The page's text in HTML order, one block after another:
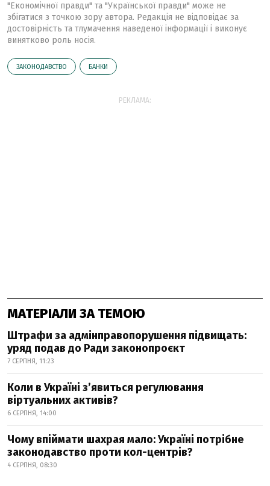
"Економічної правди" та "Української правди" може не
збігатися з точкою зору автора. Редакція не відповідає за
достовірність та тлумачення наведеної інформації і виконує
винятково роль носія.
ЗАКОНОДАВСТВО БАНКИ
РЕКЛАМА:
МАТЕРІАЛИ ЗА ТЕМОЮ
Штрафи за адмінправопорушення підвищать:
уряд подав до Ради законопроєкт
7 СЕРПНЯ, 11:23
Коли в Україні з’явиться регулювання
віртуальних активів?
6 СЕРПНЯ, 14:00
Чому впіймати шахрая мало: Україні потрібне
законодавство проти кол-центрів?
4 СЕРПНЯ, 08:30